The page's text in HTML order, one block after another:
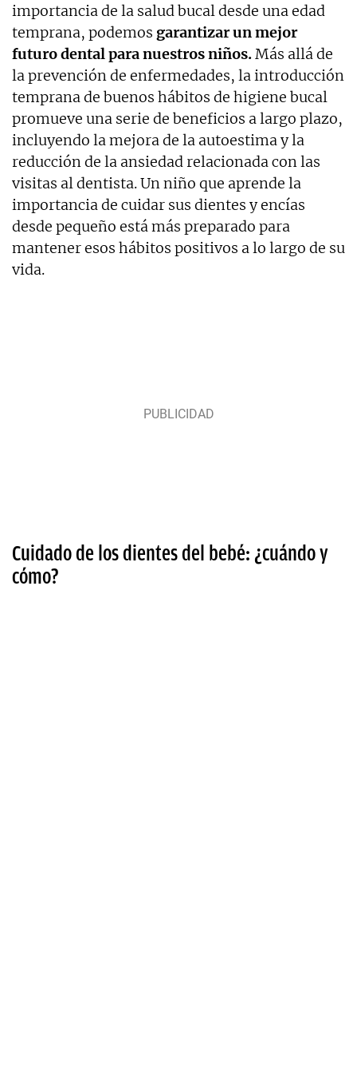
importancia de la salud bucal desde una edad
temprana, podemos garantizar un mejor
futuro dental para nuestros niños.Más allá de
la prevención de enfermedades, la introducción
temprana de buenos hábitos de higiene bucal
promueve una serie de beneficios a largo plazo,
incluyendo la mejora de la autoestima y la
reducción de la ansiedad relacionada con las
visitas al dentista. Un niño que aprende la
importancia de cuidar sus dientes y encías
desde pequeño está más preparado para
mantener esos hábitos positivos a lo largo de su
vida.
Cuidado de los dientes del bebé: ¿cuándo y
cómo?